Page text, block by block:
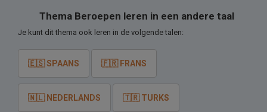
Thema Beroepen leren in een andere taal
Je kunt dit thema ook leren in de volgende talen:
🇪🇸 SPAANS 🇫🇷 FRANS
🇳🇱 NEDERLANDS 🇹🇷 TURKS